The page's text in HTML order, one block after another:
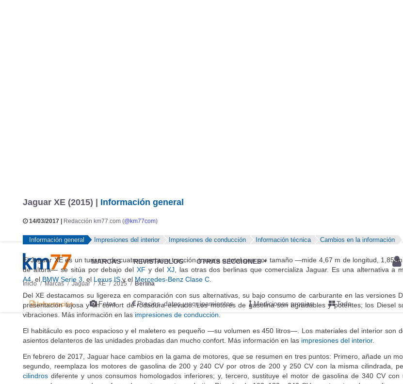
MARCAS REVISTA/BLOG OTRAS SECCIONES
Inicio Marcas Jaguar XE 2015 Berlina
Información Fotos Precios, datos y equipamientos Mediciones propias Todo
Jaguar XE (2015) | Información general
14/03/2017 | Redacción km77.com (@km77com)
Información general Impresiones del interior Impresiones de conducción Información técnica Cambios en la información
El Jaguar XE es un turismo de cuatro puertas y tracción trasera o total que por tamaño —mide 4,67 m de longitud, 1,85
de altura— se sitúa por debajo delXF y del XJ, las otras dos berlinas que comercializa Jaguar. Es una alternativa a
A4, elBMW Serie 3, el Lexus ISy el Mercedes-Benz Clase C.
Del XE destacamos su ligereza en comparación con sus alternativas, su bajo consumo de carburante en las versiones
presentación lujosa y un confort de rodadura elevado. Los motores de gasolina son agradables y potentes; los Diesel
vibraciones. Más información en las impresiones de conducción.
El habitáculo es poco espacioso y el maletero es pequeño —su volumen es 450 litros—. Los materiales del interior son
asientos delanteros de las unidades probadas dan mucho confort. Más información en las impresiones del interior.
En febrero de 2017, Jaguar hace cambios en la gama de motores, que se resumen en tres puntos: Primero, añade un
segundo, reemplaza los motores de gasolina de 200 y 240 CV por otros de 200 y 250 CV con la misma cilindrada,
cilindros diferente y unos consumos homologados inferiores; y, tercero, sustituye el motor de gasolina de 340 CV